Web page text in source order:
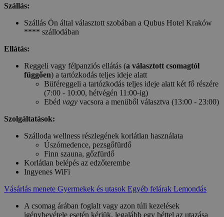
Szállás:
Szállás Ön által választott szobában a Qubus Hotel Kraków
**** szállodában
Ellátás:
Reggeli vagy félpanziós ellátás (a választott csomagtól
függően) a tartózkodás teljes ideje alatt
Büféreggeli a tartózkodás teljes ideje alatt két fő részére
(7:00 - 10:00, hétvégén 11:00-ig)
Ebéd vagy vacsora a menüből választva (13:00 - 23:00)
Szolgáltatások:
Szálloda wellness részlegének korlátlan használata
Úszómedence, pezsgőfürdő
Finn szauna, gőzfürdő
Korlátlan belépés az edzőterembe
Ingyenes WiFi
Vásárlás menete Gyermekek és utasok Egyéb felárak Lemondás
A csomag árában foglalt vagy azon túli kezelések
igénybevétele esetén kérjük, legalább egy héttel az utazása